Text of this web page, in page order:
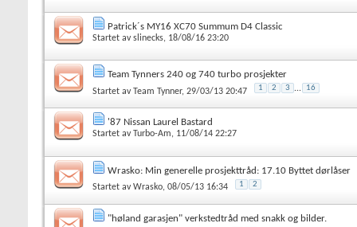
Patrick´s MY16 XC70 Summum D4 Classic
Startet avslinecks, 18/08/16 23:20
Team Tynners 240 og 740 turbo prosjekter
Startet avTeam Tynner, 29/03/13 20:47 1 2 3 ... 16
'87 Nissan Laurel Bastard
Startet av Turbo-Am, 11/08/14 22:27
Wrasko: Min generelle prosjekttråd: 17.10 Byttet dørlåser
Startet avWrasko, 08/05/13 16:34 1 2
"høland garasjen" verkstedtråd med snakk og bilder.